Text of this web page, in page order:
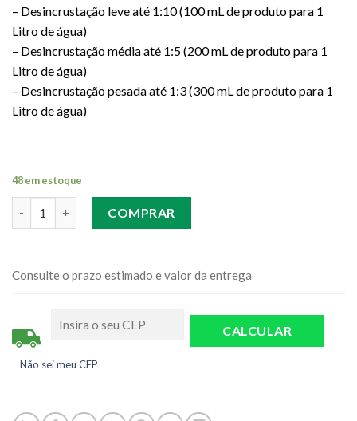
– Desincrustação leve até 1:10 (100 mL de produto para 1
Litro de água)
– Desincrustação média até 1:5 (200 mL de produto para 1
Litro de água)
– Desincrustação pesada até 1:3 (300 mL de produto para 1
Litro de água)
48 em estoque
COMPRAR
Consulte o prazo estimado e valor da entrega
Não sei meu CEP